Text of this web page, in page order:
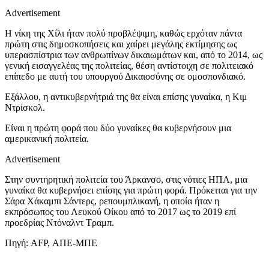
Advertisement
Η νίκη της Χίλι ήταν πολύ προβλέψιμη, καθώς ερχόταν πάντα
πρώτη στις δημοσκοπήσεις και χαίρει μεγάλης εκτίμησης ως
υπερασπίστρια των ανθρωπίνων δικαιωμάτων και, από το 2014, ως
γενική εισαγγελέας της πολιτείας, θέση αντίστοιχη σε πολιτειακό
επίπεδο με αυτή του υπουργού Δικαιοσύνης σε ομοσπονδιακό.
Εξάλλου, η αντικυβερνήτριά της θα είναι επίσης γυναίκα, η Κιμ
Ντρίσκολ.
Είναι η πρώτη φορά που δύο γυναίκες θα κυβερνήσουν μια
αμερικανική πολιτεία.
Advertisement
Στην συντηρητική πολιτεία του Άρκανσο, στις νότιες ΗΠΑ, μια
γυναίκα θα κυβερνήσει επίσης για πρώτη φορά. Πρόκειται για την
Σάρα Χάκαμπι Σάντερς, ρεπουμπλικανή, η οποία ήταν η
εκπρόσωπος του Λευκού Οίκου από το 2017 ως το 2019 επί
προεδρίας Ντόναλντ Τραμπ.
Πηγή: AFP, ΑΠΕ-ΜΠΕ